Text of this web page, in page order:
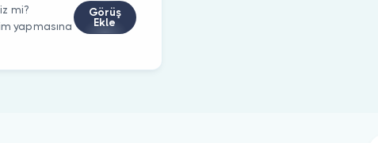
mi?
yapmasına
Görüş
Ekle